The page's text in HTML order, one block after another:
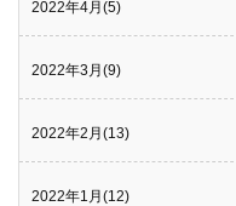
2022年4月(5)
2022年3月(9)
2022年2月(13)
2022年1月(12)